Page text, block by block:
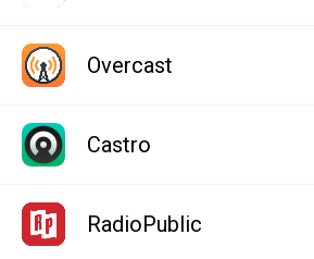
Overcast
Castro
RadioPublic